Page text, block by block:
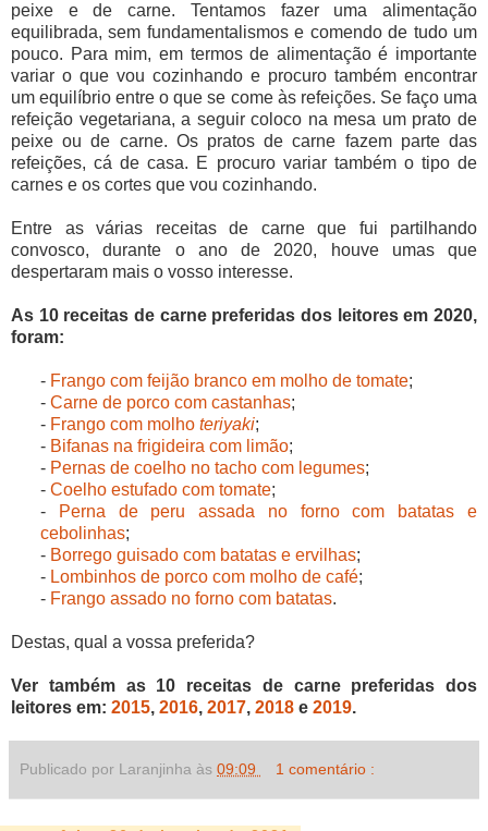
peixe e de carne. Tentamos fazer uma alimentação
equilibrada, sem fundamentalismos e comendo de tudo um
pouco. Para mim, em termos de alimentação é importante
variar o que vou cozinhando e procuro também encontrar
um equilíbrio entre o que se come às refeições. Se faço uma
refeição vegetariana, a seguir coloco na mesa um prato de
peixe ou de carne. Os pratos de carne fazem parte das
refeições, cá de casa. E procuro variar também o tipo de
carnes e os cortes que vou cozinhando.
Entre as várias receitas de carne que fui partilhando
convosco, durante o ano de 2020, houve umas que
despertaram mais o vosso interesse.
As 10 receitas de carne preferidas dos leitores em 2020,
foram:
- Frango com feijão branco em molho de tomate;
- Carne de porco com castanhas;
- Frango com molho teriyaki;
- Bifanas na frigideira com limão;
- Pernas de coelho no tacho com legumes;
- Coelho estufado com tomate;
-
Perna de peru assada no forno com batatas e
cebolinhas;
- Borrego guisado com batatas e ervilhas;
- Lombinhos de porco com molho de café;
- Frango assado no forno com batatas.
Destas, qual a vossa preferida?
Ver também as 10 receitas de carne preferidas dos
leitores em: 2015, 2016, 2017, 2018 e 2019.
Publicado por Laranjinha às 09:09 1 comentário :